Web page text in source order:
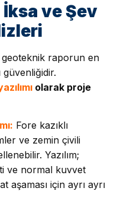
ve Şev
geoteknik raporun en
olarak proje
Fore kazıklı
ve zemin çivili
Yazılım;
ve normal kuvvet
aşaması için ayrı ayrı